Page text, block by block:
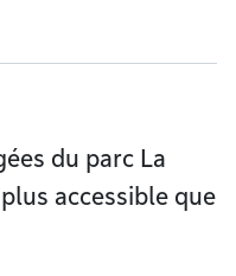
du parc La
accessible que